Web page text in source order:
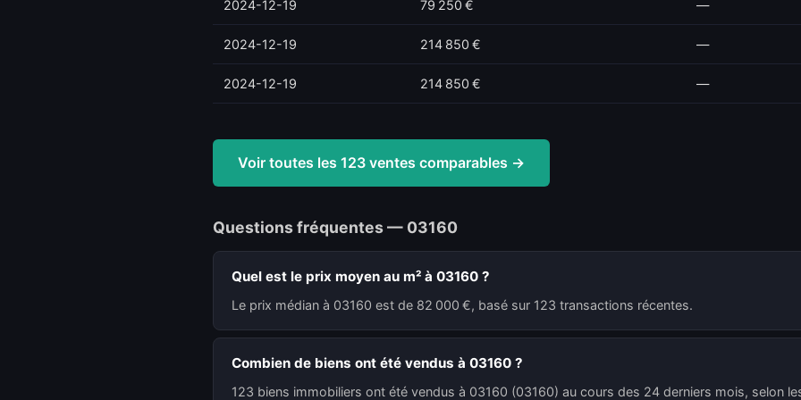
2024-12-19 79 250 € —
2024-12-19 214 850 € —
2024-12-19 214 850 € —
Voir toutes les 123 ventes comparables →
Questions fréquentes — 03160
Quel est le prix moyen au m² à 03160 ?
Le prix médian à 03160 est de 82 000 €, basé sur 123 transactions récentes.
Combien de biens ont été vendus à 03160 ?
123 biens immobiliers ont été vendus à 03160 (03160) au cours des 24 derniers mois, selon